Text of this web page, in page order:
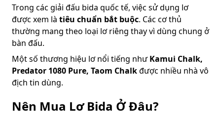
Trong các giải đấu bida quốc tế, việc sử dụng lơ
được xem là tiêu chuẩn bắt buộc. Các cơ thủ
thường mang theo loại lơ riêng thay vì dùng chung ở
bàn đấu.
Một số thương hiệu lơ nổi tiếng nhưKamui Chalk,
Predator 1080 Pure, Taom Chalkđược nhiều nhà vô
địch tin dùng.
Nên Mua Lơ Bida Ở Đâu?